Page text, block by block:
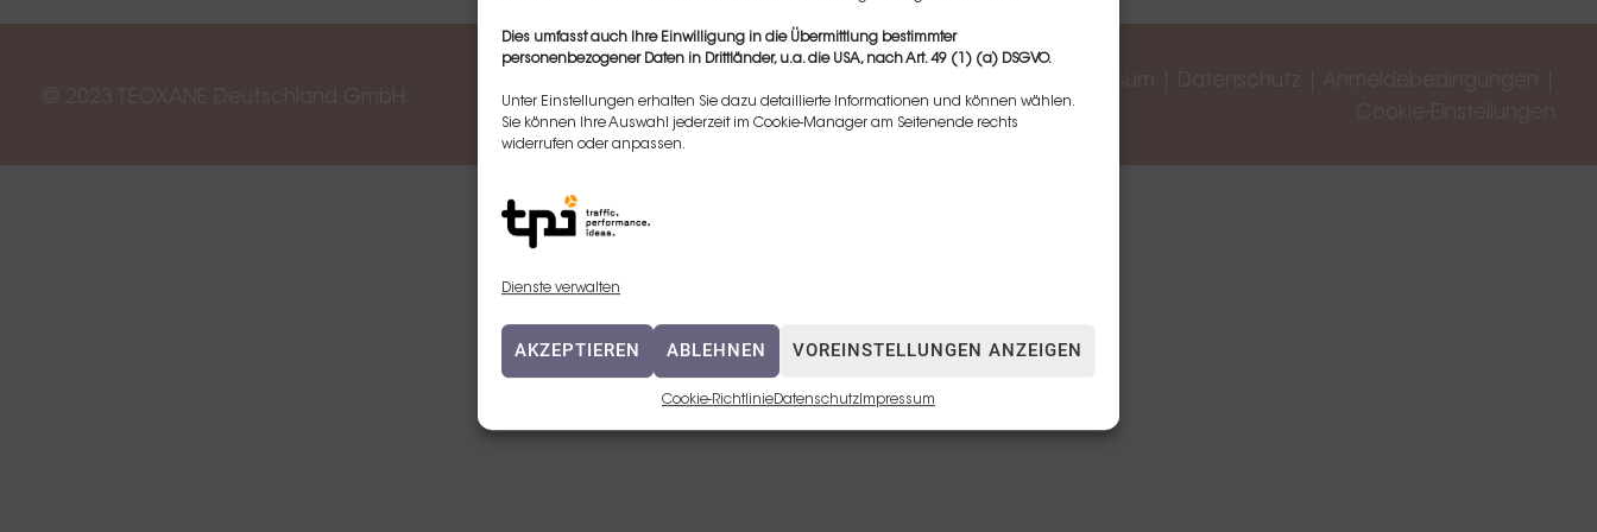
Dies umfasst auch Ihre Einwilligung in die Übermittlung bestimmter
personenbezogener Daten in Drittländer, u.a. die USA, nach Art. 49 (1) (a) DSGVO.
Unter Einstellungen erhalten Sie dazu detaillierte Informationen und können wählen.
Sie können Ihre Auswahl jederzeit im Cookie-Manager am Seitenende rechts
widerrufen oder anpassen.
Dienste verwalten
AKZEPTIEREN ABLEHNEN VOREINSTELLUNGEN ANZEIGEN
Cookie-RichtlinieDatenschutz Impressum